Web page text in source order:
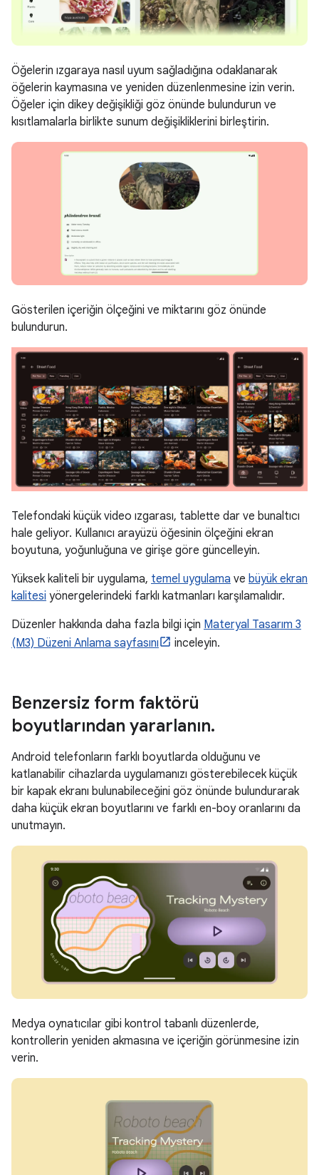
Öğelerin ızgaraya nasıl uyum sağladığına odaklanarak
öğelerin kaymasına ve yeniden düzenlenmesine izin verin.
Öğeler için dikey değişikliği göz önünde bulundurun ve
kısıtlamalarla birlikte sunum değişikliklerini birleştirin.
Gösterilen içeriğin ölçeğini ve miktarını göz önünde
bulundurun.
Telefondaki küçük video ızgarası, tablette dar ve bunaltıcı
hale geliyor. Kullanıcı arayüzü öğesinin ölçeğini ekran
boyutuna, yoğunluğuna ve girişe göre güncelleyin.
Yüksek kaliteli bir uygulama, temel uygulama ve büyük ekran
kalitesi yönergelerindeki farklı katmanları karşılamalıdır.
Düzenler hakkında daha fazla bilgi için Materyal Tasarım 3
(M3) Düzeni Anlama sayfasını
inceleyin.
Benzersiz form faktörü
boyutlarından yararlanın.
Android telefonların farklı boyutlarda olduğunu ve
katlanabilir cihazlarda uygulamanızı gösterebilecek küçük
bir kapak ekranı bulunabileceğini göz önünde bulundurarak
daha küçük ekran boyutlarını ve farklı en-boy oranlarını da
unutmayın.
Medya oynatıcılar gibi kontrol tabanlı düzenlerde,
kontrollerin yeniden akmasına ve içeriğin görünmesine izin
verin.